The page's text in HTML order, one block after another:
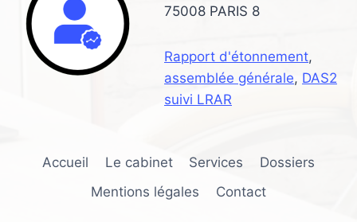
COOPÉRATIVE
HEXACOOP
75008 PARIS 8
Rapport d'étonnement,
assemblée générale, DAS2
suivi LRAR
Accueil Le cabinet Services
Dossiers
Mentions légales
Contact